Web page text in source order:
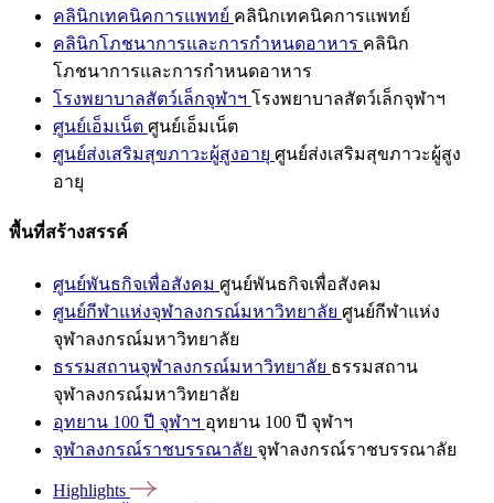
คลินิกเทคนิคการแพทย์ คลินิกเทคนิคการแพทย์
คลินิกโภชนาการและการกำหนดอาหาร คลินิก
โภชนาการและการกำหนดอาหาร
โรงพยาบาลสัตว์เล็กจุฬาฯ โรงพยาบาลสัตว์เล็กจุฬาฯ
ศูนย์เอ็มเน็ต ศูนย์เอ็มเน็ต
ศูนย์ส่งเสริมสุขภาวะผู้สูงอายุ ศูนย์ส่งเสริมสุขภาวะผู้สูง
อายุ
พื้นที่สร้างสรรค์
ศูนย์พันธกิจเพื่อสังคม ศูนย์พันธกิจเพื่อสังคม
ศูนย์กีฬาแห่งจุฬาลงกรณ์มหาวิทยาลัย ศูนย์กีฬาแห่ง
จุฬาลงกรณ์มหาวิทยาลัย
ธรรมสถานจุฬาลงกรณ์มหาวิทยาลัย ธรรมสถาน
จุฬาลงกรณ์มหาวิทยาลัย
อุทยาน 100 ปี จุฬาฯ อุทยาน 100 ปี จุฬาฯ
จุฬาลงกรณ์ราชบรรณาลัย จุฬาลงกรณ์ราชบรรณาลัย
Highlights